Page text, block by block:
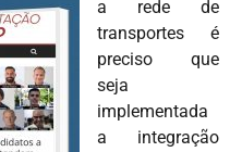
a rede de
transportes é
preciso que
seja
implementada
a integração